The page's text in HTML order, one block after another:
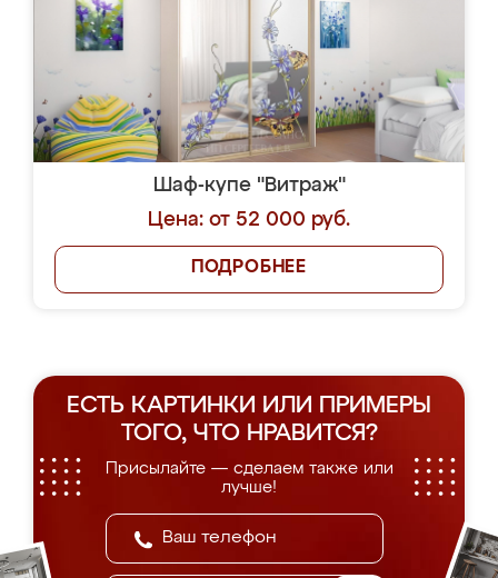
Шаф-купе "Витраж"
Цена: от 52 000 руб.
ПОДРОБНЕЕ
ЕСТЬ КАРТИНКИ ИЛИ ПРИМЕРЫ
ТОГО, ЧТО НРАВИТСЯ?
Присылайте — сделаем также или
лучше!